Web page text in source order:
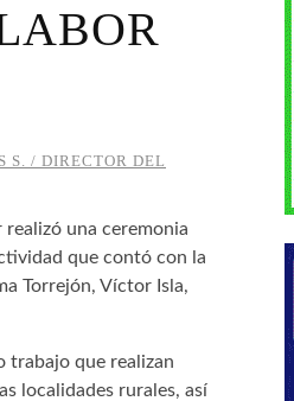
S. / DIRECTOR DEL
una ceremonia
que contó con la
Torrejón, Víctor Isla,
trabajo que realizan
localidades rurales, así